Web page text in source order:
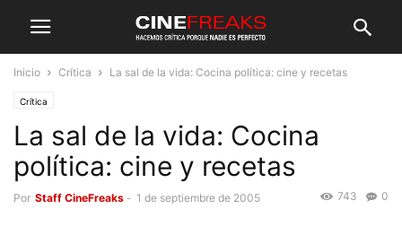
Inicio Crítica La sal de la vida: Cocina política: cine y recetas
Crítica
La sal de la vida: Cocina
política: cine y recetas
Por Staff CineFreaks - 1 de septiembre de 2005 0
743